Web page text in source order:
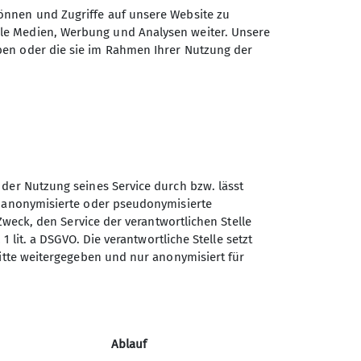
bei einem Event dabei sein
eine regelmäßige Teilnahme
Sektion Duisburg des
Deutschen Alpenvereins e.V.
Lösorter Straße 115
und Zugriffe auf unsere Website zu
Medien, Werbung und Analysen weiter. Unsere
oder die sie im Rahmen Ihrer Nutzung der
Nutzung seines Service durch bzw. lässt
oder pseudonymisierte
den Service der verantwortlichen Stelle
a DSGVO. Die verantwortliche Stelle setzt
weitergegeben und nur anonymisiert für
Ablauf